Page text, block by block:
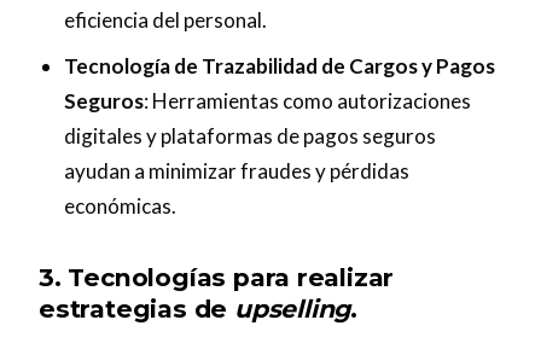
eficiencia del personal.
Tecnología de Trazabilidad de Cargos y Pagos
Seguros: Herramientas como autorizaciones
digitales y plataformas de pagos seguros
ayudan a minimizar fraudes y pérdidas
económicas.
3. Tecnologías para realizar
estrategias de upselling.